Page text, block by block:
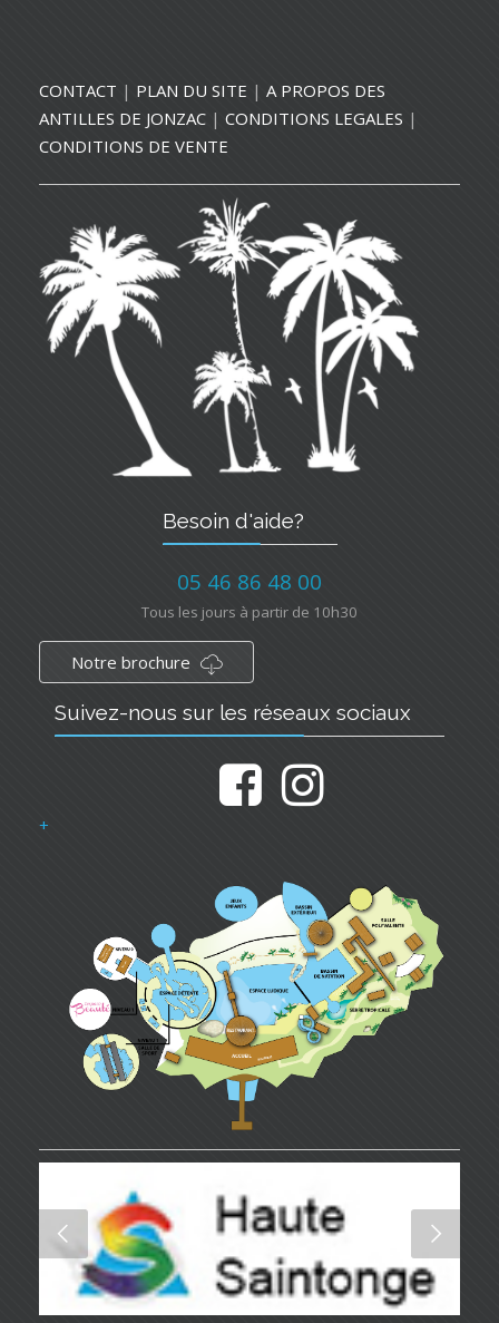
CONTACT | PLAN DU SITE | A PROPOS DES
ANTILLES DE JONZAC | CONDITIONS LEGALES |
CONDITIONS DE VENTE
Besoin d'aide?
05 46 86 48 00
Tous les jours à partir de 10h30
Notre brochure
Suivez-nous sur les réseaux sociaux
+